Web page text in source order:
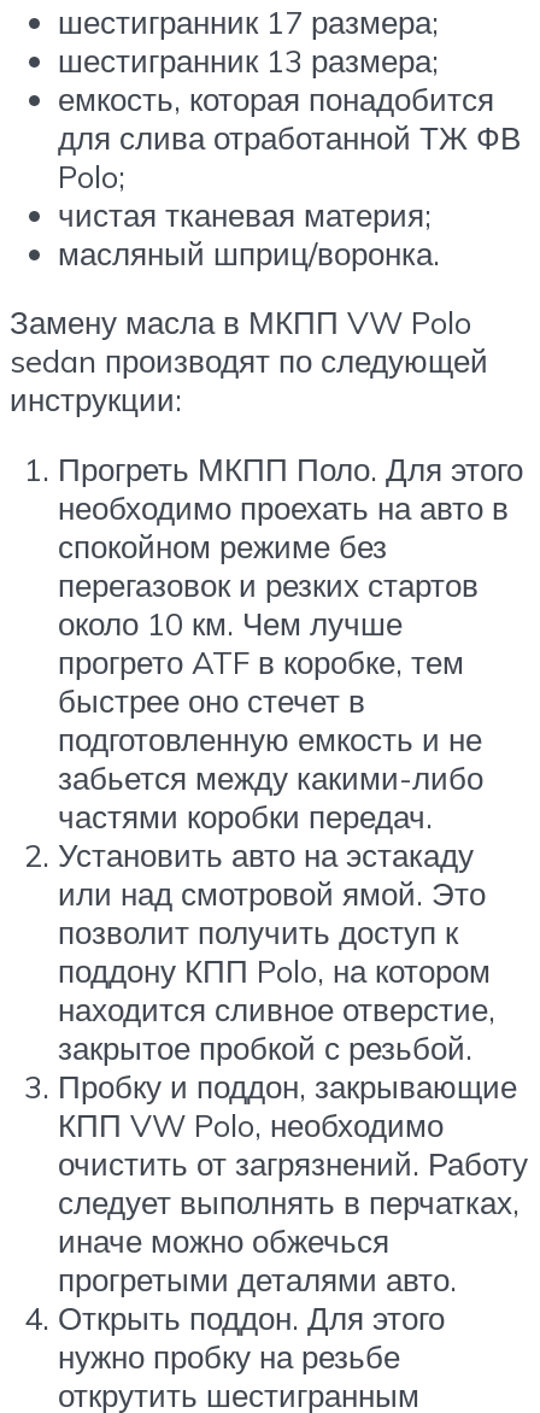
шестигранник 17 размера;
шестигранник 13 размера;
емкость, которая понадобится
для слива отработанной ТЖ ФВ
Polo;
чистая тканевая материя;
масляный шприц/воронка.
Замену масла в МКПП VW Polo
sedan производят по следующей
инструкции:
Прогреть МКПП Поло. Для этого
необходимо проехать на авто в
спокойном режиме без
перегазовок и резких стартов
около 10 км. Чем лучше
прогрето ATF в коробке, тем
быстрее оно стечет в
подготовленную емкость и не
забьется между какими-либо
частями коробки передач.
Установить авто на эстакаду
или над смотровой ямой. Это
позволит получить доступ к
поддону КПП Polo, на котором
находится сливное отверстие,
закрытое пробкой с резьбой.
Пробку и поддон, закрывающие
КПП VW Polo, необходимо
очистить от загрязнений. Работу
следует выполнять в перчатках,
иначе можно обжечься
прогретыми деталями авто.
Открыть поддон. Для этого
нужно пробку на резьбе
открутить шестигранным